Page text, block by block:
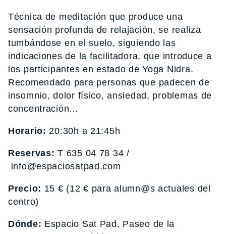
Técnica de meditación que produce una
sensación profunda de relajación, se realiza
tumbándose en el suelo, siguiendo las
indicaciones de la facilitadora, que introduce a
los participantes en estado de Yoga Nidra.
Recomendado para personas que padecen de
insomnio, dolor físico, ansiedad, problemas de
concentración…
Horario: 20:30h a 21:45h
Reservas: T 635 04 78 34 /
info@espaciosatpad.com
Precio: 15 € (12 € para alumn@s actuales del
centro)
Dónde: Espacio Sat Pad, Paseo de la